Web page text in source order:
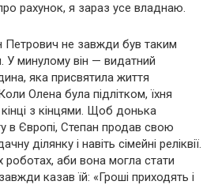
рахунок, я зараз усе владнаю.
не завжди був таким
У минулому він — видатний
яка присвятила життя
Олена була підлітком, їхня
з кінцями. Щоб донька
в Європі, Степан продав свою
ділянку і навіть сімейні реліквії.
роботах, аби вона могла стати
казав їй: «Гроші приходять і